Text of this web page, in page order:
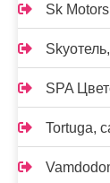
Sk Motors
SPA
Tortuga,